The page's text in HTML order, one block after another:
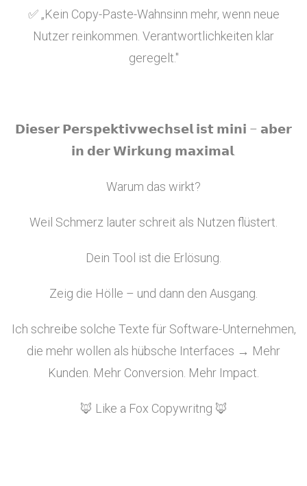
✅ „Kein Copy-Paste-Wahnsinn mehr, wenn neue
Nutzer reinkommen. Verantwortlichkeiten klar
geregelt."
𝗗𝗶𝗲𝘀𝗲𝗿 𝗣𝗲𝗿𝘀𝗽𝗲𝗸𝘁𝗶𝘃𝘄𝗲𝗰𝗵𝘀𝗲𝗹 𝗶𝘀𝘁 𝗺𝗶𝗻𝗶 – 𝗮𝗯𝗲𝗿
𝗶𝗻 𝗱𝗲𝗿 𝗪𝗶𝗿𝗸𝘂𝗻𝗴 𝗺𝗮𝘅𝗶𝗺𝗮𝗹.
Warum das wirkt?
Weil Schmerz lauter schreit als Nutzen flüstert.
Dein Tool ist die Erlösung.
Zeig die Hölle – und dann den Ausgang.
Ich schreibe solche Texte für Software-Unternehmen,
die mehr wollen als hübsche Interfaces → Mehr
Kunden. Mehr Conversion. Mehr Impact.
🦊 Like a Fox Copywritng 🦊